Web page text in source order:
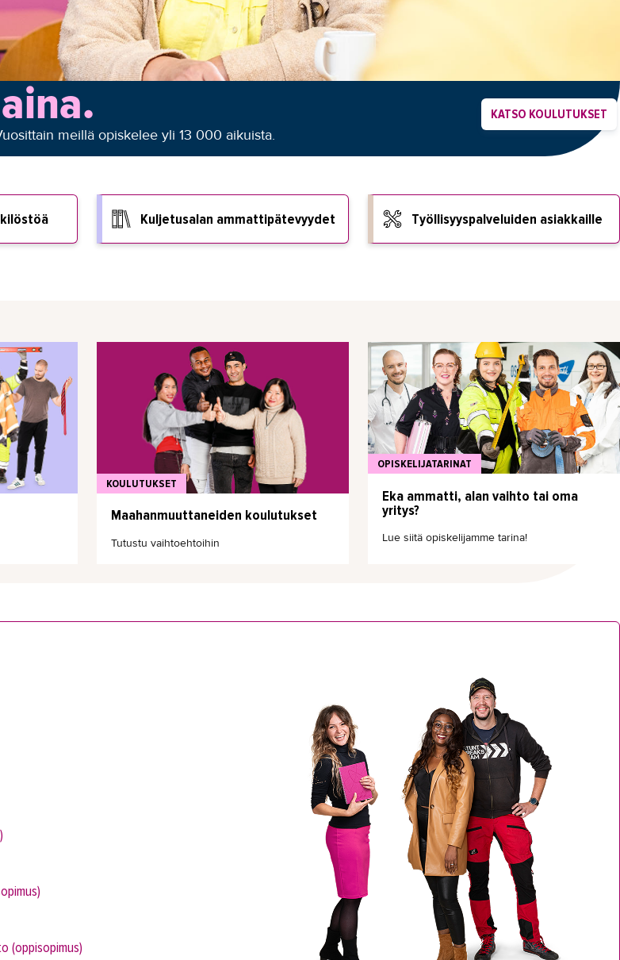
meillä opiskelee yli 13 000 aikuista.
KATSO KOULUTUKSET
Kuljetusalan ammattipätevyydet Työllisyyspalveluiden asiakkaille
KOULUTUKSET
Maahanmuuttaneiden koulutukset
Tutustu vaihtoehtoihin
OPISKELIJATARINAT
Eka ammatti, alan vaihto tai oma
yritys?
Lue siitä opiskelijamme tarina!
(oppisopimus)